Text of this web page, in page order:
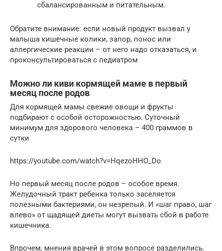
сбалансированным и питательным.
Обратите внимание: если новый продукт вызвал у
малыша кишечные колики, запор, понос или
аллергические реакции – от него надо отказаться, и
проконсультироваться с педиатром
Можно ли киви кормящей маме в первый
месяц после родов
Для кормящей мамы свежие овощи и фрукты
подбирают с особой осторожностью. Суточный
минимум для здорового человека – 400 граммов в
сутки
https://youtube.com/watch?v=HqezoHHO_Do
Но первый месяц после родов – особое время.
Желудочный тракт ребенка только заселяется
полезными бактериями, он незрелый. И «шаг право, шаг
влево» от щадящей диеты могут вызвать сбой в работе
кишечника.
Впрочем, мнения врачей в этом вопросе разделились.